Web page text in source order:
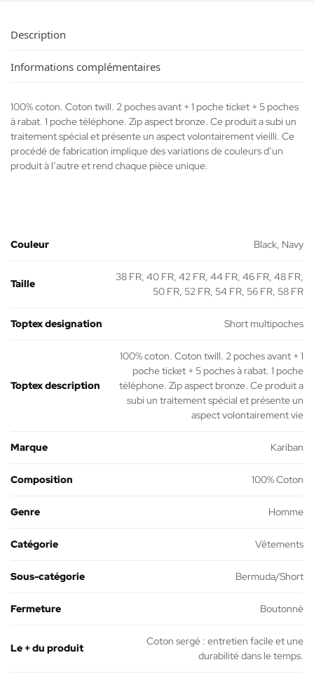
Description
Informations complémentaires
100% coton. Coton twill. 2 poches avant + 1 poche ticket + 5 poches
à rabat. 1 poche téléphone. Zip aspect bronze. Ce produit a subi un
traitement spécial et présente un aspect volontairement vieilli. Ce
procédé de fabrication implique des variations de couleurs d’un
produit à l’autre et rend chaque pièce unique.
Couleur Black, Navy
Taille
38 FR, 40 FR, 42 FR, 44 FR, 46 FR, 48 FR,
50 FR, 52 FR, 54 FR, 56 FR, 58 FR
Toptex designation Short multipoches
Toptex description
100% coton. Coton twill. 2 poches avant + 1
poche ticket + 5 poches à rabat. 1 poche
téléphone. Zip aspect bronze. Ce produit a
subi un traitement spécial et présente un
aspect volontairement vie
Marque Kariban
Composition 100% Coton
Genre Homme
Catégorie Vêtements
Sous-catégorie Bermuda/Short
Fermeture Boutonné
Le + du produit
Coton sergé : entretien facile et une
durabilité dans le temps.